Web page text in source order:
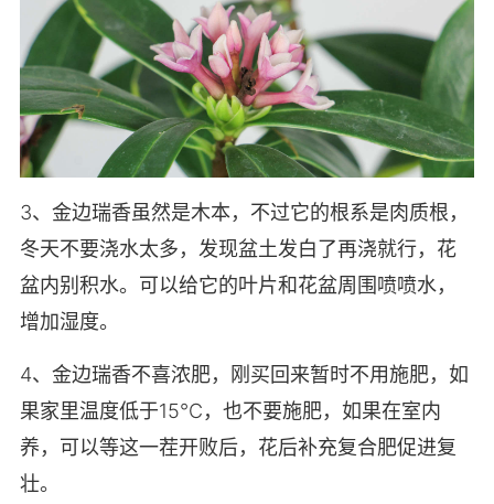
3、金边瑞香虽然是木本，不过它的根系是肉质根，
冬天不要浇水太多，发现盆土发白了再浇就行，花
盆内别积水。可以给它的叶片和花盆周围喷喷水，
增加湿度。
4、金边瑞香不喜浓肥，刚买回来暂时不用施肥，如
果家里温度低于15℃，也不要施肥，如果在室内
养，可以等这一茬开败后，花后补充复合肥促进复
壮。